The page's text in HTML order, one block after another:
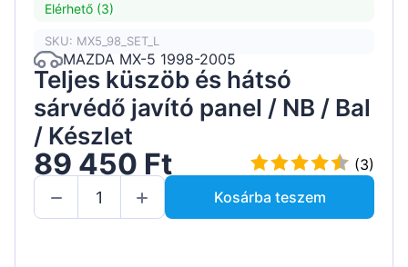
Elérhető (3)
SKU: MX5_98_SET_L
MAZDA MX-5 1998-2005
Teljes küszöb és hátsó
sárvédő javító panel / NB / Bal
/ Készlet
89 450 Ft
(3)
Kosárba teszem